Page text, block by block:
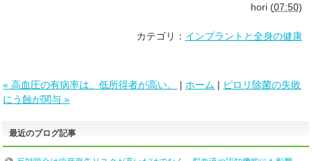
hori(07:50)
カテゴリ： インプラントと全身の健康
« 高血圧の有病率は、低所得者が高い。 | ホーム | ピロリ除菌の失敗
にう蝕が関与 »
最近のブログ記事